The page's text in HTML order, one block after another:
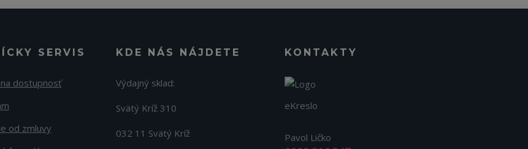
SERVIS
dostupnosť
od zmluvy
KDE NÁS NÁJDETE
Výdajný sklad:
Svätý Kríž 310
032 11 Svätý Kríž
KONTAKTY
eKreslo
Pavol Ličko